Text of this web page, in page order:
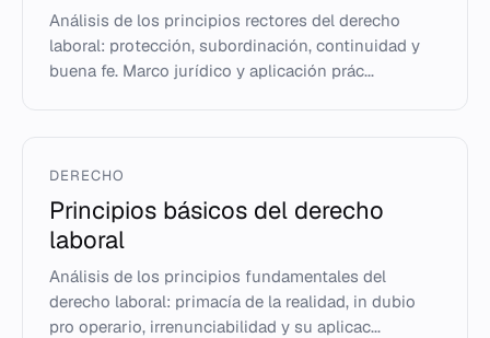
Análisis de los principios rectores del derecho
laboral: protección, subordinación, continuidad y
buena fe. Marco jurídico y aplicación prác...
DERECHO
Principios básicos del derecho
laboral
Análisis de los principios fundamentales del
derecho laboral: primacía de la realidad, in dubio
pro operario, irrenunciabilidad y su aplicac...